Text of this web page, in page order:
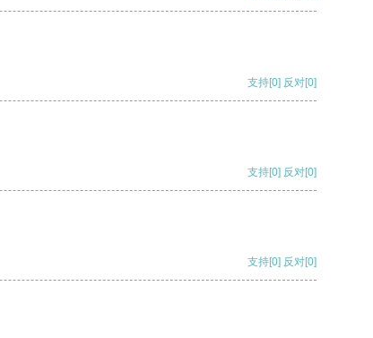
支持[0] 反对[0]
支持[0] 反对[0]
支持[0] 反对[0]